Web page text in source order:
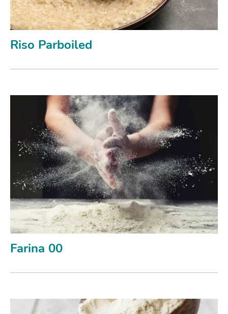
Riso Parboiled
Farina 00